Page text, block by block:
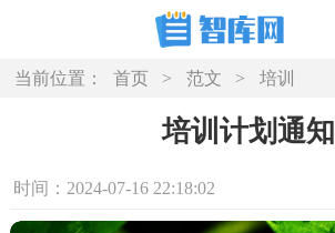
当前位置： 首页 > 范文 > 培训
培训计划通知
时间：2024-07-16 22:18:02